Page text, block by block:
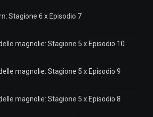
Stagione 6 x Episodio 7
magnolie: Stagione 5 x Episodio 10
magnolie: Stagione 5 x Episodio 9
magnolie: Stagione 5 x Episodio 8